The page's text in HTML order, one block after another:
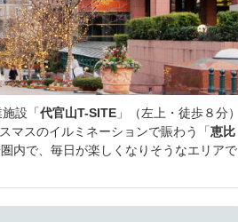
設「代官山T-SITE 」（左上・徒歩８分）
マスのイルミネーションで賑わう「恵比
内で、毎日が楽しくなりそうなエリアで